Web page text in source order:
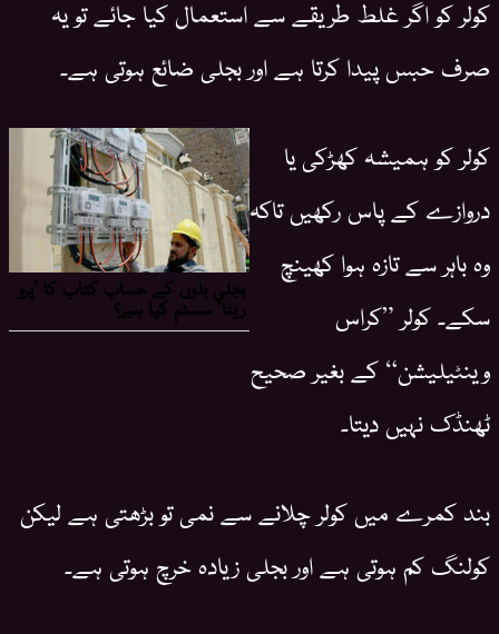
کولر کو اگر غلط طریقے سے استعمال کیا جائے تو یہ
صرف حبس پیدا کرتا ہے اور بجلی ضائع ہوتی ہے۔
کولر کو ہمیشہ کھڑکی یا
دروازے کے پاس رکھیں تاکہ
وہ باہر سے تازہ ہوا کھینچ
سکے۔ کولر ”کراس
وینٹیلیشن“ کے بغیر صحیح
ٹھنڈک نہیں دیتا۔
بند کمرے میں کولر چلانے سے نمی تو بڑھتی ہے لیکن
کولنگ کم ہوتی ہے اور بجلی زیادہ خرچ ہوتی ہے۔